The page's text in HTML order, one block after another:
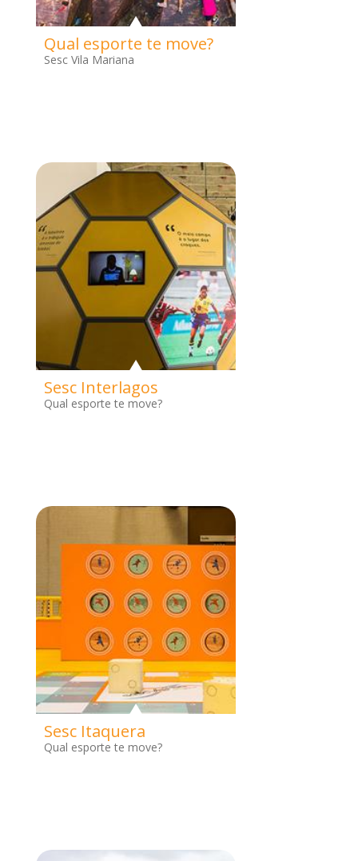
Qual esporte te move?
Sesc Vila Mariana
Sesc Interlagos
Qual esporte te move?
Sesc Itaquera
Qual esporte te move?